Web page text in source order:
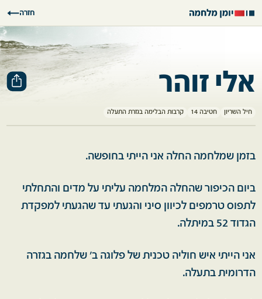
חזרה
אלי זוהר
חיל השריון חטיבה 14 קרבות הבלימה בגזרת התעלה
בזמן שמלחמה החלה אני הייתי בחופשה.
ביום הכיפור שהחלה המלחמה עליתי על מדים והתחלתי
לתפוס טרמפים לכיוון סיני והגעתי עד שהגעתי למפקדת
הגדוד 52 במיתלה.
אני הייתי איש חוליה טכנית של פלוגה ב' שלחמה בגזרה
הדרומית בתעלה.